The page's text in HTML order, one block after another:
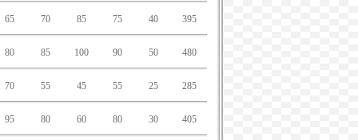
65 70 85 75 40 395
80 85 100 90 50 480
70 55 45 55 25 285
95 80 60 80 30 405